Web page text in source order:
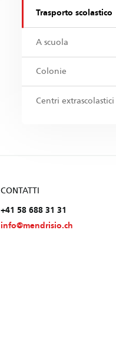
Trasporto scolastico
A scuola
Colonie
Centri extrascolastici
CONTATTI
+41 58 688 31 31
info@mendrisio.ch